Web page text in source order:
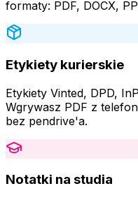
formaty: PDF, DOCX,
Etykiety kurierskie
Etykiety Vinted, DPD,
Wgrywasz PDF z
bez pendrive'a.
Notatki na studia